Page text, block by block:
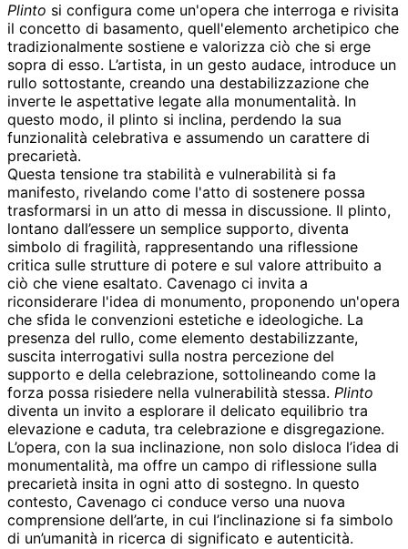
Plinto si configura come un'opera che interroga e rivisita
il concetto di basamento, quell'elemento archetipico che
tradizionalmente sostiene e valorizza ciò che si erge
sopra di esso. L’artista, in un gesto audace, introduce un
rullo sottostante, creando una destabilizzazione che
inverte le aspettative legate alla monumentalità. In
questo modo, il plinto si inclina, perdendo la sua
funzionalità celebrativa e assumendo un carattere di
precarietà.
Questa tensione tra stabilità e vulnerabilità si fa
manifesto, rivelando come l'atto di sostenere possa
trasformarsi in un atto di messa in discussione. Il plinto,
lontano dall’essere un semplice supporto, diventa
simbolo di fragilità, rappresentando una riflessione
critica sulle strutture di potere e sul valore attribuito a
ciò che viene esaltato. Cavenago ci invita a
riconsiderare l'idea di monumento, proponendo un'opera
che sfida le convenzioni estetiche e ideologiche. La
presenza del rullo, come elemento destabilizzante,
suscita interrogativi sulla nostra percezione del
supporto e della celebrazione, sottolineando come la
forza possa risiedere nella vulnerabilità stessa. Plinto
diventa un invito a esplorare il delicato equilibrio tra
elevazione e caduta, tra celebrazione e disgregazione.
L’opera, con la sua inclinazione, non solo disloca l’idea di
monumentalità, ma offre un campo di riflessione sulla
precarietà insita in ogni atto di sostegno. In questo
contesto, Cavenago ci conduce verso una nuova
comprensione dell’arte, in cui l’inclinazione si fa simbolo
di un’umanità in ricerca di significato e autenticità.